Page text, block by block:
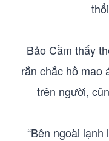
Bảo Cầm thấy
rắn chắc hồ mao
trên người,
“Bên ngoài